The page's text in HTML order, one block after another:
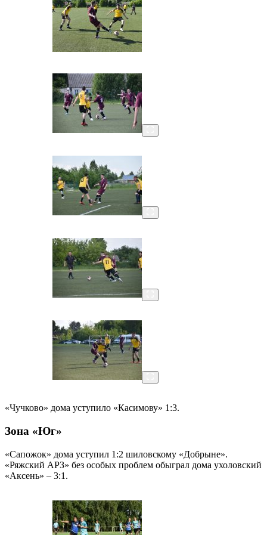
«Чучково» дома уступило «Касимову» 1:3.
Зона «Юг»
«Сапожок» дома уступил 1:2 шиловскому «Добрыне».
«Ряжский АРЗ» без особых проблем обыграл дома ухоловский
«Аксень» – 3:1.